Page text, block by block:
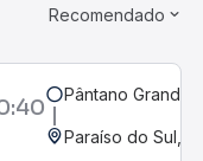
Recomendado
Pântano Grande,
Paraíso do Sul,